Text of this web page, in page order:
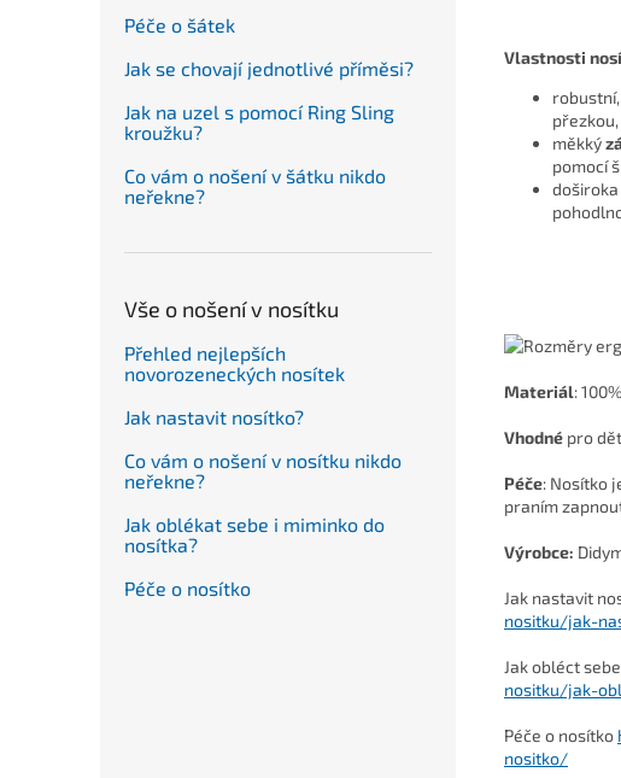
Péče o šátek
Jak se chovají jednotlivé příměsi?
Jak na uzel s pomocí Ring Sling
kroužku?
Co vám o nošení v šátku nikdo
neřekne?
Vše o nošení v nosítku
Přehled nejlepších
novorozeneckých nosítek
Jak nastavit nosítko?
Co vám o nošení v nosítku nikdo
neřekne?
Jak oblékat sebe i miminko do
nosítka?
Péče o nosítko
Vlastnosti
měkký
pomocí
Materiál:
Vhodné pro
Péče: Nosítko
praním
Výrobce:
Jak nastavit
nositku/jak-
Jak obléct
nositku/jak-
Péče o nosítko
nositko/